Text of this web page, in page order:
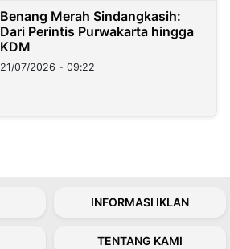
Benang Merah Sindangkasih:
Dari Perintis Purwakarta hingga
KDM
21/07/2026 - 09:22
INFORMASI IKLAN
TENTANG KAMI